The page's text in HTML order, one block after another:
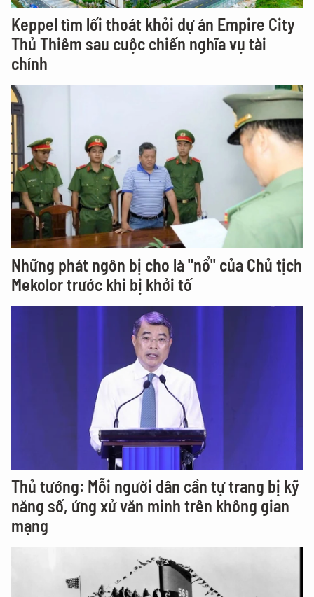
Keppel tìm lối thoát khỏi dự án Empire City
Thủ Thiêm sau cuộc chiến nghĩa vụ tài
chính
Những phát ngôn bị cho là "nổ" của Chủ tịch
Mekolor trước khi bị khởi tố
Thủ tướng: Mỗi người dân cần tự trang bị kỹ
năng số, ứng xử văn minh trên không gian
mạng